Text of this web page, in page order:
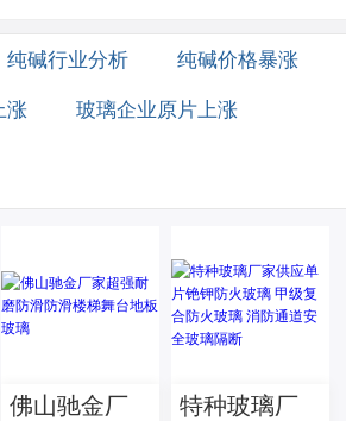
纯碱行业分析 纯碱价格暴涨
涨 玻璃企业原片上涨
佛山驰金厂
特种玻璃厂